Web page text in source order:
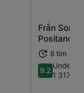
Från
Positano
8 tim
9.29.2 av 10
1 317